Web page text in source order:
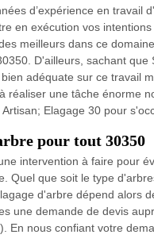
d’expérience en travail
en exécution vos
meilleurs dans ce
D'ailleurs, sachant
adéquate sur ce travail
réaliser une tâche énorme
Elagage 30 pour
pour tout 30350
intervention à faire pour
Quel que soit le type
d'arbre dépend alors
une demande de devis
En nous confiant votre